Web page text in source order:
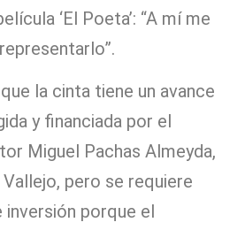
‘El Poeta’: “A mí me
la cinta tiene un avance
y financiada por el
Miguel Pachas Almeyda,
pero se requiere
inversión porque el